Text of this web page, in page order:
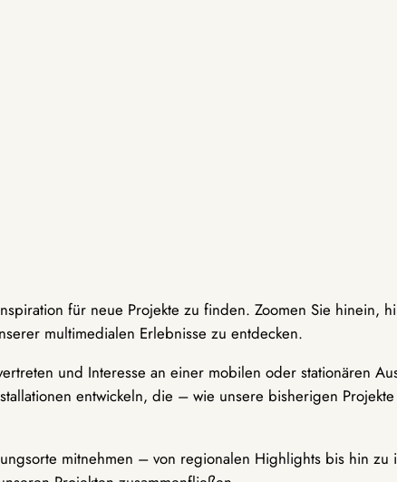
für neue Projekte zu finden. Zoomen Sie hinein,
multimedialen Erlebnisse zu entdecken.
und Interesse an einer mobilen oder stationären
entwickeln, die – wie unsere bisherigen
mitnehmen – von regionalen Highlights bis hin